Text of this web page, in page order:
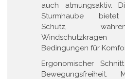
auch atmungsaktiv.
Sturmhaube bietet
Schutz,
Bedingungen für
Ergonomischer
Bewegungsfreiheit.